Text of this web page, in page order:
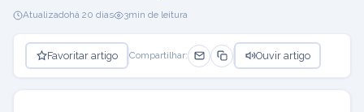
Atualizadohá 20 dias 3min de leitura
Favoritar artigo Compartilhar: Ouvir artigo